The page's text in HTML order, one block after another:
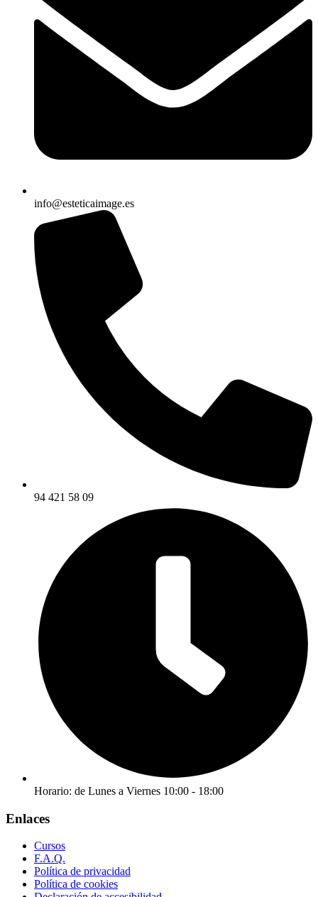
info@esteticaimage.es
94 421 58 09
Horario: de Lunes a Viernes 10:00 - 18:00
Enlaces
Cursos
F.A.Q.
Política de privacidad
Política de cookies